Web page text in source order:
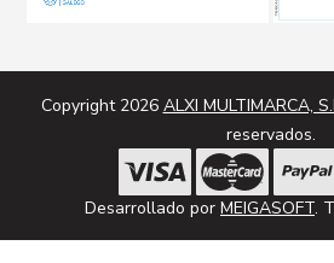
Copyright 2026 ALXI MULTIMARCA,
reservados.
Desarrollado por MEIGASOFT.